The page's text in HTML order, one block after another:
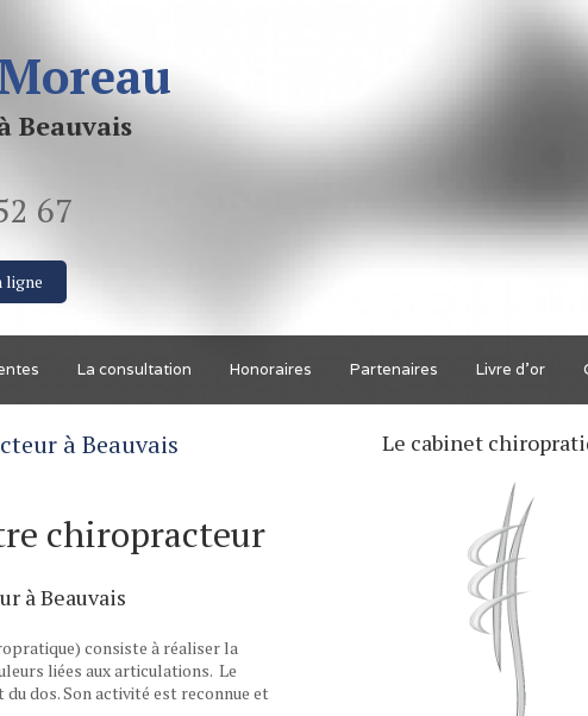
La consultation Honoraires Partenaires Livre d'or
Beauvais
67
ligne
à Beauvais
chiropracteur
à Beauvais
consiste à réaliser la
liées aux articulations. Le
dos. Son activité est reconnue et
Le cabinet